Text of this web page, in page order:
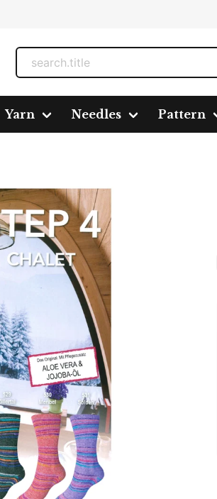
Yarn Needles Pattern
Step 4-Chalet, 6 färger á 1,0 kg.